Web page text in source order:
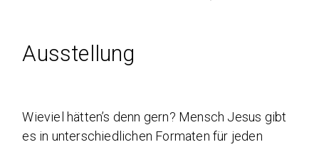
Ausstellung
Wieviel hätten’s denn gern? Mensch Jesus gibt
es in unterschiedlichen Formaten für jeden